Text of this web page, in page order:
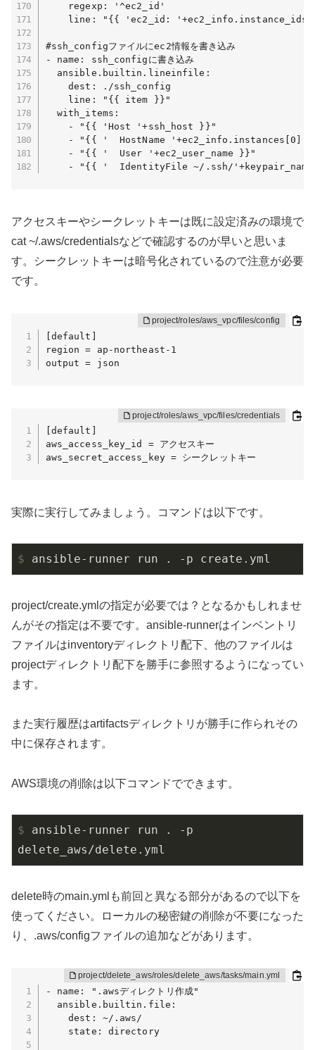
    regexp: '^ec2_id'
line: "{{ 'ec2_id:
#ssh_configファイルにec2情報を書き込み
- name: ssh_configに書き込み
  ansible.builtin.lineinfile:
    dest: ./ssh_config
    line: "{{ item }}"
  with_items:
    - "{{ 'Host '+ssh_host }}"
- "{{ '  HostName
    - "{{ '  User '+ec2_user_name }}"
- "{{ '  IdentityFile ~/.ssh/
アクセスキーやシークレットキーは既に設定済みの環境で
cat ~/.aws/credentialsなどで確認するのが早いと思いま
す。シークレットキーは暗号化されているので注意が必要
です。
[default]
region = ap-northeast-1
output = json
[default]
aws_access_key_id = アクセスキー
aws_secret_access_key = シークレットキー
実際に実行してみましょう。コマンドは以下です。
$ ansible-runner run . -p create.yml
project/create.ymlの指定が必要では？となるかもしれませ
んがその指定は不要です。ansible-runnerはインベントリ
ファイルはinventoryディレクトリ配下、他のファイルは
projectディレクトリ配下を勝手に参照するようになってい
ます。
また実行履歴はartifactsディレクトリが勝手に作られその
中に保存されます。
AWS環境の削除は以下コマンドでできます。
$ ansible-runner run . -p
delete_aws/delete.yml
delete時のmain.ymlも前回と異なる部分があるので以下を
使ってください。ローカルの秘密鍵の削除が不要になった
り、.aws/configファイルの追加などがあります。
- name: ".awsディレクトリ作成"
  ansible.builtin.file:
    dest: ~/.aws/
    state: directory